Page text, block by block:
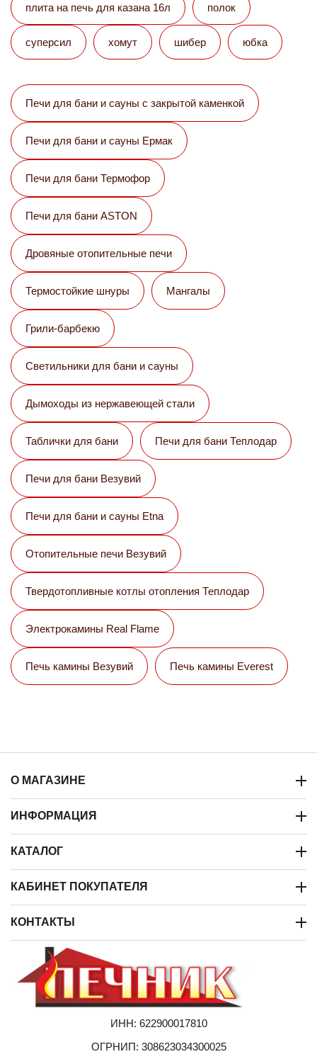
плита на печь для казана 16л полок
суперсил хомут шибер юбка
Печи для бани и сауны с закрытой каменкой
Печи для бани и сауны Eрмак
Печи для бани Термофор
Печи для бани ASTON
Дровяные отопительные печи
Термостойкие шнуры Мангалы
Грили-барбекю
Светильники для бани и сауны
Дымоходы из нержавеющей стали
Таблички для бани Печи для бани Теплодар
Печи для бани Везувий
Печи для бани и сауны Etna
Отопительные печи Везувий
Твердотопливные котлы отопления Теплодар
Электрокамины Real Flame
Печь камины Везувий Печь камины Everest
О МАГАЗИНЕ
ИНФОРМАЦИЯ
КАТАЛОГ
КАБИНЕТ ПОКУПАТЕЛЯ
КОНТАКТЫ
ИНН: 622900017810
ОГРНИП: 308623034300025